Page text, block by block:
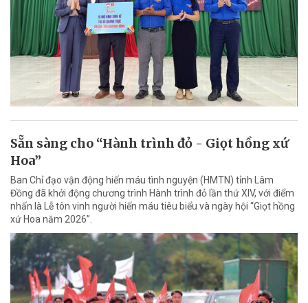
Sẵn sàng cho “Hành trình đỏ - Giọt hồng xứ
Hoa”
Ban Chỉ đạo vận động hiến máu tình nguyện (HMTN) tỉnh Lâm
Đồng đã khởi động chương trình Hành trình đỏ lần thứ XIV, với điểm
nhấn là Lễ tôn vinh người hiến máu tiêu biểu và ngày hội “Giọt hồng
xứ Hoa năm 2026”.